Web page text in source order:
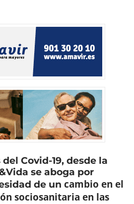
Covid-19, desde la
se aboga por
de un cambio en el
sociosanitaria en las